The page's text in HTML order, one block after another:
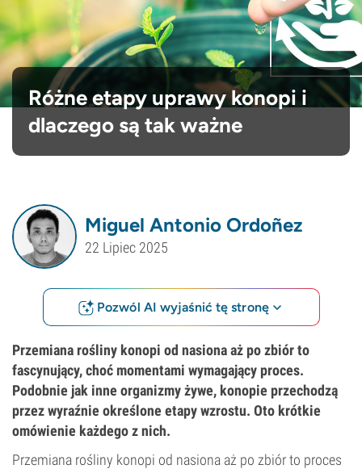
Różne etapy uprawy konopi i
dlaczego są tak ważne
Miguel Antonio Ordoñez
22 Lipiec 2025
Pozwól AI wyjaśnić tę stronę
Przemiana rośliny konopi od nasiona aż po zbiór to
fascynujący, choć momentami wymagający proces.
Podobnie jak inne organizmy żywe, konopie przechodzą
przez wyraźnie określone etapy wzrostu. Oto krótkie
omówienie każdego z nich.
Przemiana rośliny konopi od nasiona aż po zbiór to proces